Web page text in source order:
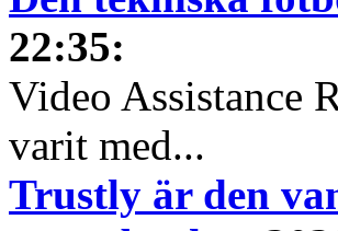
22:35:
Video Assistance
varit med...
Trustly är den